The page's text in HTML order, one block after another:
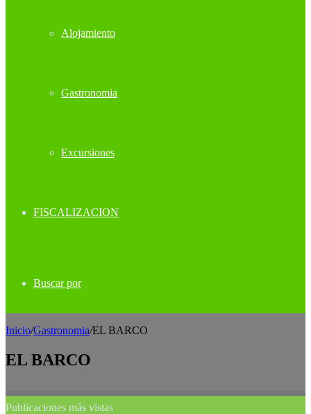
Alojamiento
Gastronomia
Excursiones
FISCALIZACION
Buscar por
Inicio/Gastronomia/EL BARCO
EL BARCO
Publicaciones más vistas